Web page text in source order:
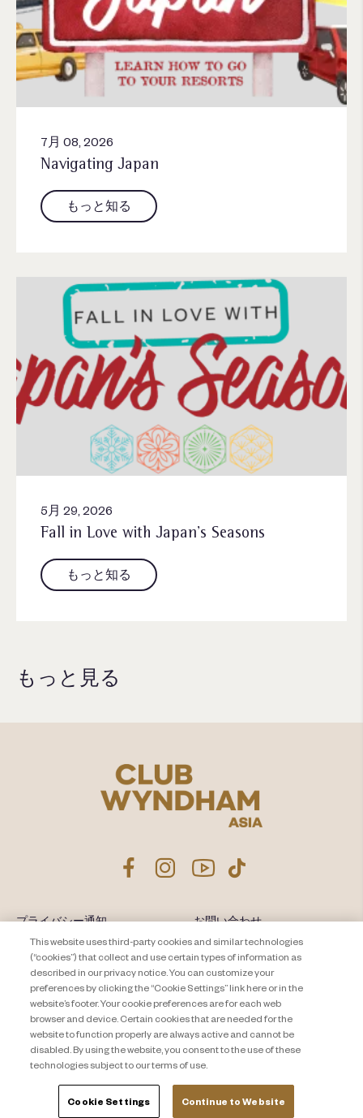
7月 08, 2026
Navigating Japan
もっと知る
5月 29, 2026
Fall in Love with Japan’s Seasons
もっと知る
もっと見る
プライバシー通知
About Travel + Leisure Co
Cookie Settings
お問い合わせ
サイトマップ
利用規約
This website uses third-party cookies and similar technologies
(“cookies”) that collect and use certain types of information as
described in our privacy notice. You can customize your
preferences by clicking the “Cookie Settings” link here or in the
website’s footer. Your cookie preferences are for each web
browser and device. Certain cookies that are needed for the
website to function properly are always active and cannot be
disabled. By using the website, you consent to the use of these
technologies subject to our terms of use.
Cookie Settings Continue to Website